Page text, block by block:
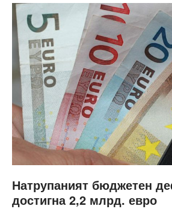
Натрупаният бюджетен
достигна 2,2 млрд. евро